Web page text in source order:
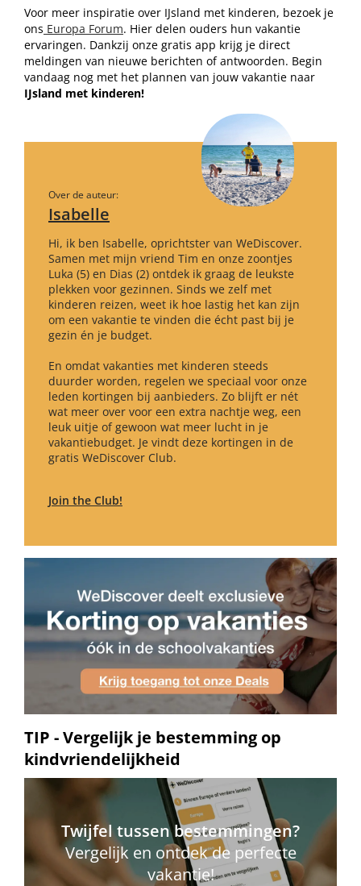
Voor meer inspiratie over IJsland met kinderen, bezoek je
ons Europa Forum. Hier delen ouders hun vakantie
ervaringen. Dankzij onze gratis app krijg je direct
meldingen van nieuwe berichten of antwoorden. Begin
vandaag nog met het plannen van jouw vakantie naar
IJsland met kinderen!
Over de auteur:
Isabelle
Hi, ik ben Isabelle, oprichtster van WeDiscover.
Samen met mijn vriend Tim en onze zoontjes
Luka (5) en Dias (2) ontdek ik graag de leukste
plekken voor gezinnen. Sinds we zelf met
kinderen reizen, weet ik hoe lastig het kan zijn
om een vakantie te vinden die écht past bij je
gezin én je budget.
En omdat vakanties met kinderen steeds
duurder worden, regelen we speciaal voor onze
leden kortingen bij aanbieders. Zo blijft er nét
wat meer over voor een extra nachtje weg, een
leuk uitje of gewoon wat meer lucht in je
vakantiebudget. Je vindt deze kortingen in de
gratis WeDiscover Club.
Join the Club!
TIP - Vergelijk je bestemming op
kindvriendelijkheid
Twijfel tussen bestemmingen?
Vergelijk en ontdek de perfecte
vakantie!